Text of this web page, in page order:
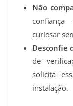
Não
confiança
curiosar
Desconfie
de
solicita
instalação.